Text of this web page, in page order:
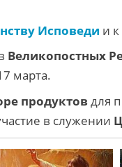
Исповеди и
Великопостных
марта.
продуктовдля
в служении